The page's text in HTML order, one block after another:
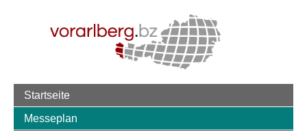
Startseite
Messeplan